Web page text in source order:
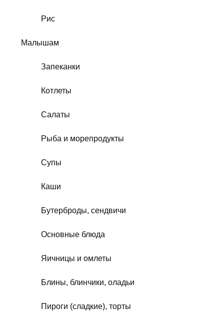
Рис
Малышам
Запеканки
Котлеты
Салаты
Рыба и морепродукты
Супы
Каши
Бутерброды, сендвичи
Основные блюда
Яичницы и омлеты
Блины, блинчики, оладьи
Пироги (сладкие), торты